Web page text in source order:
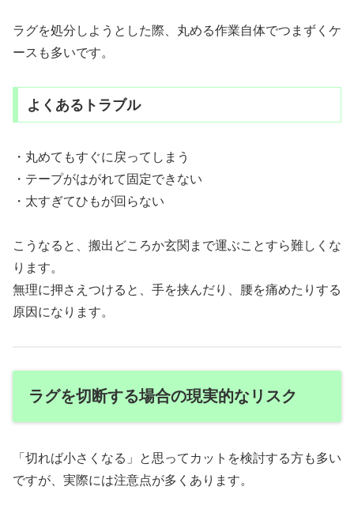
ラグを処分しようとした際、丸める作業自体でつまずくケ
ースも多いです。
よくあるトラブル
・丸めてもすぐに戻ってしまう
・テープがはがれて固定できない
・太すぎてひもが回らない
こうなると、搬出どころか玄関まで運ぶことすら難しくな
ります。
無理に押さえつけると、手を挟んだり、腰を痛めたりする
原因になります。
ラグを切断する場合の現実的なリスク
「切れば小さくなる」と思ってカットを検討する方も多い
ですが、実際には注意点が多くあります。